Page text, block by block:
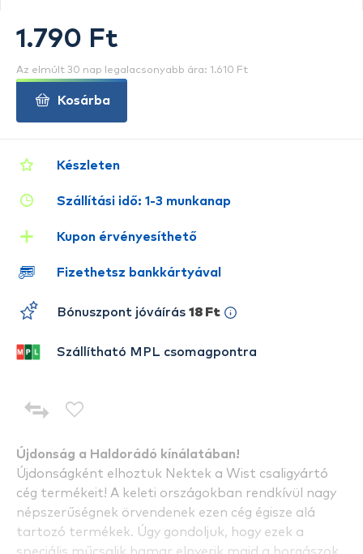
Újdonság a Haldorádó kínálatában!
Újdonságként elhoztuk Nektek a Wist csaligyártó
cég termékeit! A keleti országokban rendkívül nagy
népszerűségnek örvendenek ezen cég égisze alá
tartozó termékek. Úgy gondoljuk, hogy ezek a
Készleten
Szállítási idő: 1-3 munkanap
Kupon érvényesíthető
Fizethetsz bankkártyával
Bónuszpont jóváírás 18 Ft
Szállítható MPL csomagpontra
1.790 Ft
Az elmúlt 30 nap legalacsonyabb ára: 1.610 Ft
Kosárba